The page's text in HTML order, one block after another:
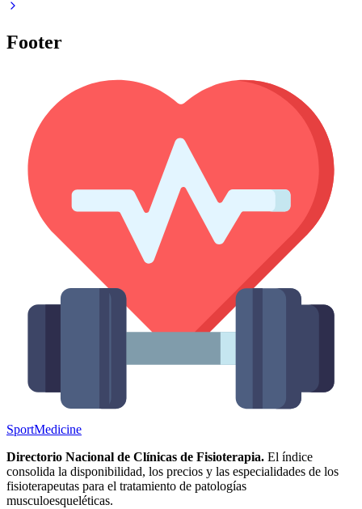
Footer
SportMedicine
Directorio Nacional de Clínicas de Fisioterapia. El índice
consolida la disponibilidad, los precios y las especialidades de los
fisioterapeutas para el tratamiento de patologías
musculoesqueléticas.